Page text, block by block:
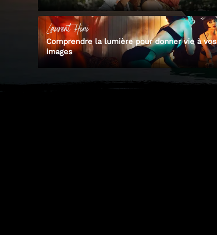
LaurentHini
Comprendre la lumière pour donner vie à vos
images